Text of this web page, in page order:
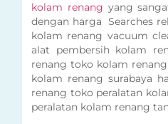
kolam renang yang
dengan harga Searches
kolam renang vacuum
alat pembersih kolam
renang toko kolam
kolam renang surabaya
renang toko peralatan
peralatan kolam renang